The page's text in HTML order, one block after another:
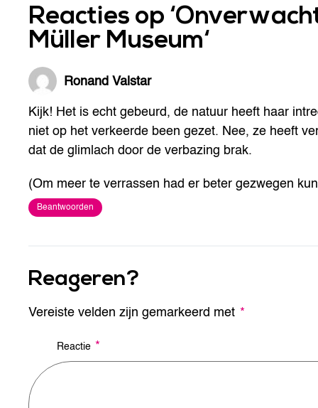
Reacties op ‘
Müller Museum‘
Ronand Valstar
Kijk! Het is echt gebeurd, de natuur heeft haar
niet op het verkeerde been gezet. Nee, ze heeft
dat de glimlach door de verbazing brak.
(Om meer te verrassen had er beter gezwegen
Beantwoorden
Reageren?
Vereiste velden zijn gemarkeerd met *
Reactie *
A
t
e
r